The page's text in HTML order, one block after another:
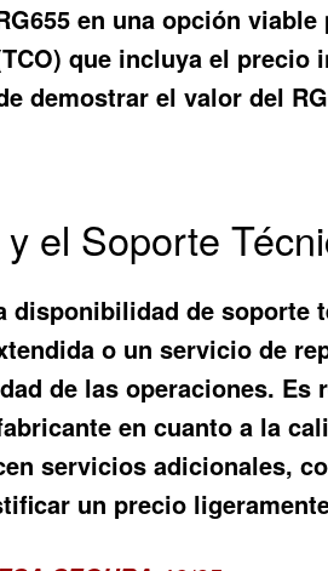
en una opción
que incluya el
demostrar el valor del
el Soporte
disponibilidad de
o un servicio de
de las operaciones.
en cuanto a la
servicios adicionales,
un precio